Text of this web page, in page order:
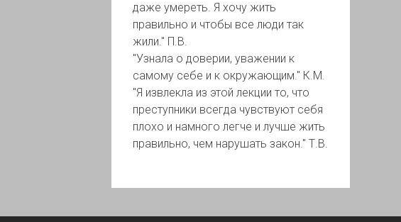
даже умереть. Я хочу жить
правильно и чтобы все люди так
жили." П.В.
"Узнала о доверии, уважении к
самому себе и к окружающим." К.М.
"Я извлекла из этой лекции то, что
преступники всегда чувствуют себя
плохо и намного легче и лучше жить
правильно, чем нарушать закон." Т.В.